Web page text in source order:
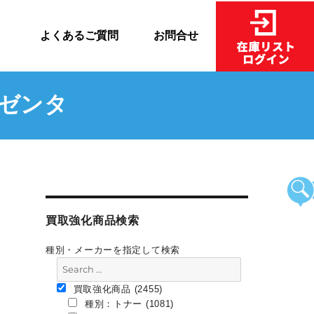
よくあるご質問 お問合せ
ンタ
買取強化商品検索
種別・メーカーを指定して検索
買取強化商品 (2455)
種別：トナー (1081)